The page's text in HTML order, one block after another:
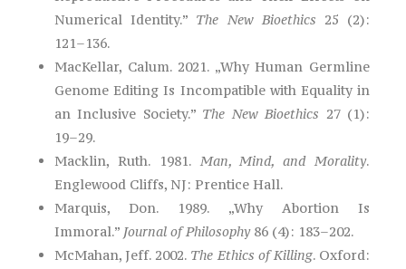
Numerical Identity.” The New Bioethics 25 (2):
121–136.
MacKellar, Calum. 2021. „Why Human Germline
Genome Editing Is Incompatible with Equality in
an Inclusive Society.” The New Bioethics 27 (1):
19–29.
Macklin, Ruth. 1981. Man, Mind, and Morality.
Englewood Cliffs, NJ: Prentice Hall.
Marquis, Don. 1989. „Why Abortion Is
Immoral.” Journal of Philosophy86 (4): 183–202.
McMahan, Jeff. 2002. The Ethics of Killing. Oxford: